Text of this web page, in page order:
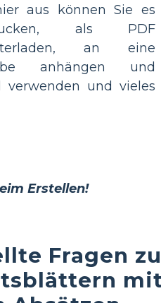
aus können Sie es
als PDF
an eine
anhängen und
verwenden und vieles
Erstellen!
Fragen zu